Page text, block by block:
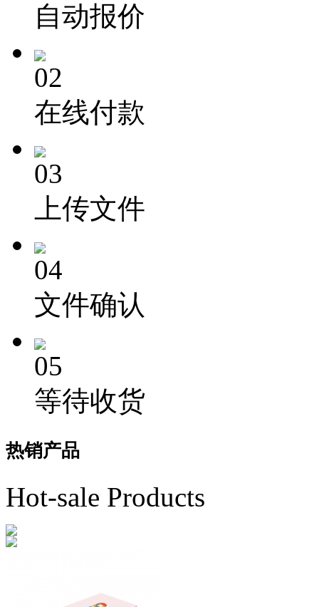
自动报价
02
在线付款
03
上传文件
04
文件确认
05
等待收货
热销产品
Hot-sale Products